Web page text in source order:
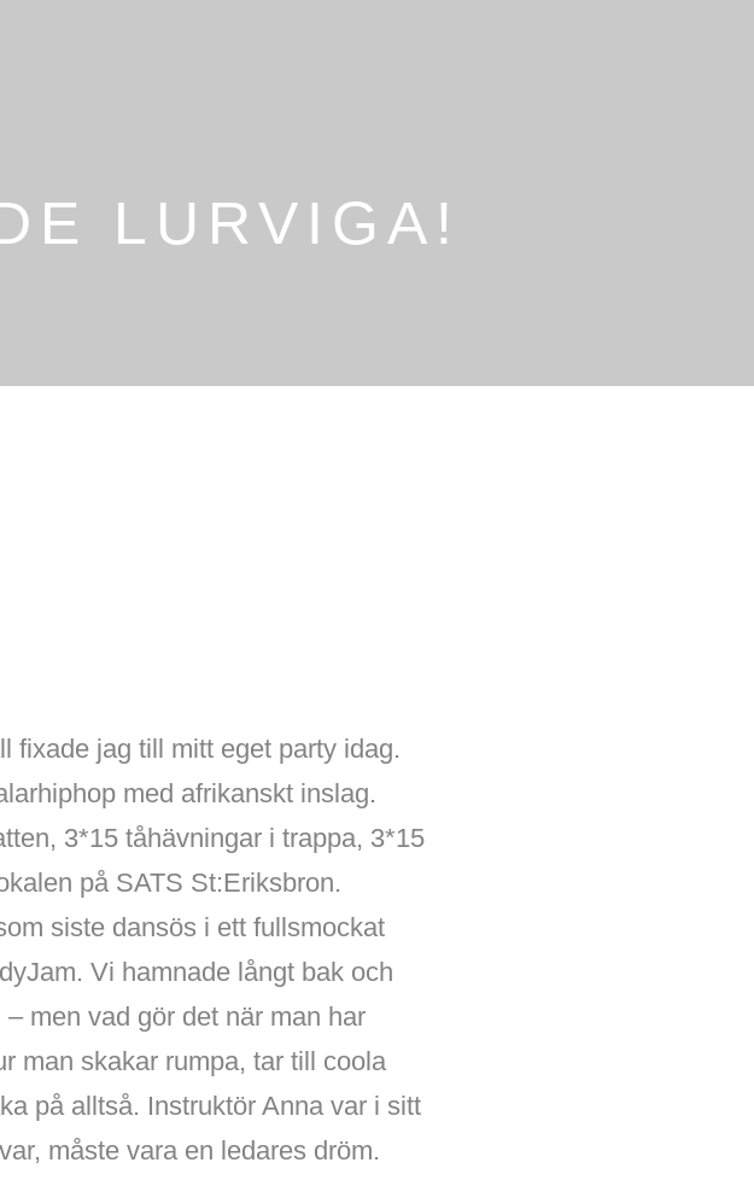
LURVIGA!
fixade jag till mitt eget party idag.
med afrikanskt inslag.
3*15 tåhävningar i trappa, 3*15
på SATS St:Eriksbron.
siste dansös i ett fullsmockat
Vi hamnade långt bak och
men vad gör det när man har
man skakar rumpa, tar till coola
på alltså. Instruktör Anna var i sitt
måste vara en ledares dröm.